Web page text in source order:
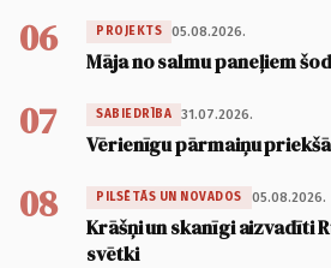
06 PROJEKTS 05.08.2026.
Māja no salmu paneļiem
07 SABIEDRĪBA 31.07.2026.
Vērienīgu pārmaiņu priekšā
08 PILSĒTĀS UN NOVADOS 05.08.2026.
Krāšņi un skanīgi aizvadīti
svētki